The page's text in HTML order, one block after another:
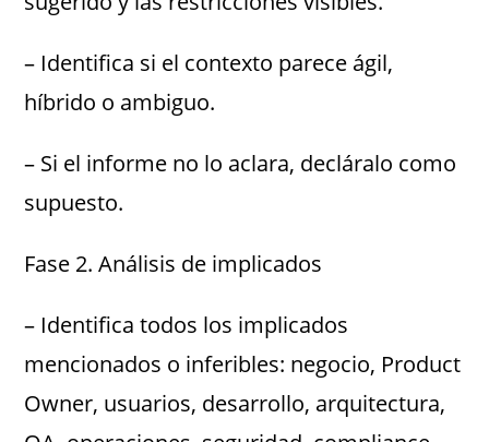
– Identifica si el contexto parece ágil,
híbrido o ambiguo.
– Si el informe no lo aclara, decláralo como
supuesto.
Fase 2. Análisis de implicados
– Identifica todos los implicados
mencionados o inferibles: negocio, Product
Owner, usuarios, desarrollo, arquitectura,